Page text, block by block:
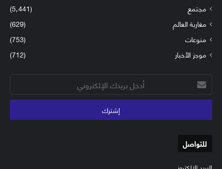
مجتمع
(5٬441)
مغاربة العالم
(629)
منوعات
(753)
موجز الأخبار
(712)
أدخل
بريدك
الإلكتروني
للتواصل